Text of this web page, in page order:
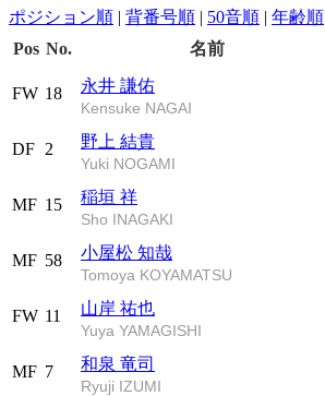
ポジション順 | 背番号順 | 50音順 | 年齢順
Pos No. 名前
FW 18 永井 謙佑
Kensuke NAGAI
DF 2 野上 結貴
Yuki NOGAMI
MF 15 稲垣 祥
Sho INAGAKI
MF 58 小屋松 知哉
Tomoya KOYAMATSU
FW 11 山岸 祐也
Yuya YAMAGISHI
MF 7 和泉 竜司
Ryuji IZUMI